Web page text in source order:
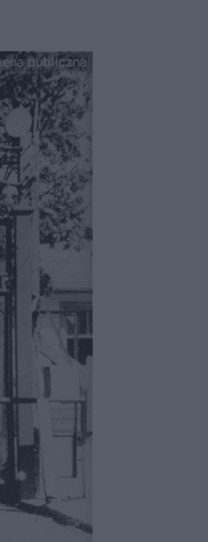
publiczna